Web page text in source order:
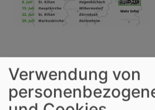
Verwendung von